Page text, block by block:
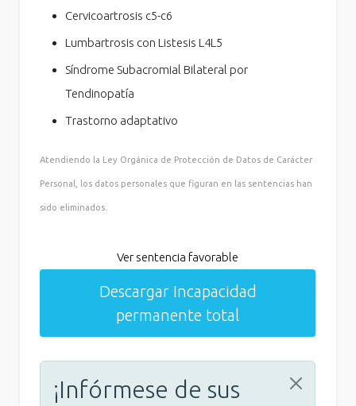
Cervicoartrosis c5-c6
Lumbartrosis con Listesis L4L5
Síndrome Subacromial Bilateral por
Tendinopatía
Trastorno adaptativo
Atendiendo la Ley Orgánica de Protección de Datos de Carácter
Personal, los datos personales que figuran en las sentencias han
sido eliminados.
Ver sentencia favorable
Descargar Incapacidad
permanente total
¡Infórmese de sus